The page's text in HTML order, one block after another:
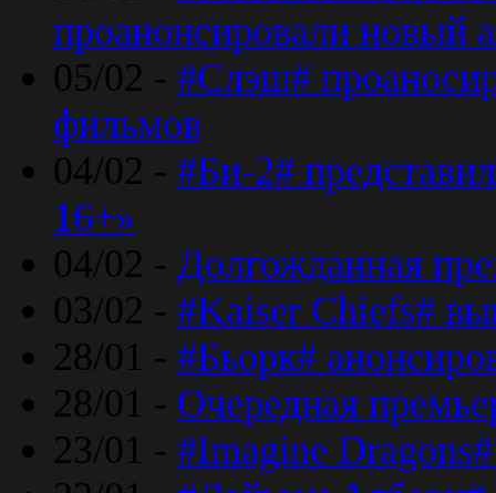
проанонсировали новый
05/02 - #Слэш#
фильмов
04/02 - #Би-2#
16+»
04/02 - Долгожданная
03/02 - #Kaiser Chiefs#
28/01 - #Бьорк#
28/01 - Очередная
23/01 - #Imagine